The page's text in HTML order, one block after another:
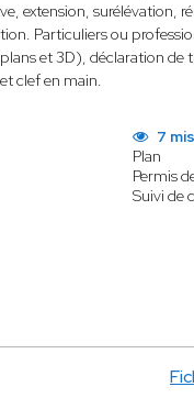
extension, surélévation,
Particuliers ou
et 3D), déclaration de
clef en main.
7
Plan
Permis
Suivi de